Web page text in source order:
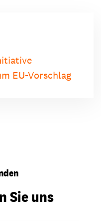
EU-Vorschlag
Sie uns